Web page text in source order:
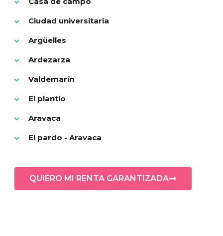
Ciudad universitaria
Argüelles
Ardezarza
Valdemarín
El plantío
Aravaca
El pardo - Aravaca
QUIERO MI RENTA GARANTIZADA